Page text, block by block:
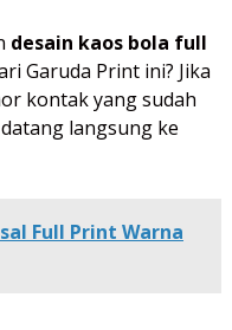
desain kaos bola full
Garuda Print ini? Jika
kontak yang sudah
langsung ke
Full Print Warna